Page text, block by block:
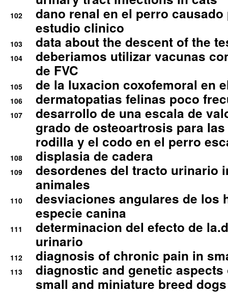
102
dano renal en el perro
estudio clinico
103 data about the descent of the
104
deberiamos utilizar vacunas
de FVC
105 de la luxacion coxofemoral en
106 dermatopatias felinas poco
107
desarrollo de una escala de
grado de osteoartrosis para
rodilla y el codo en el perro
108 displasia de cadera
109
desordenes del tracto urinario
animales
110
desviaciones angulares de los
especie canina
111
determinacion del efecto de
urinario
112 diagnosis of chronic pain in
113
diagnostic and genetic
small and miniature breed